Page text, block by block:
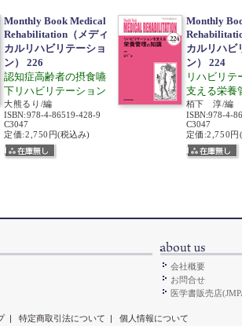
Monthly Book Medical
Rehabilitation（メディ
カルリハビリテーショ
ン） 226
認知症高齢者の摂食嚥
下リハビリテーション
大熊るり/編
ISBN:978-4-86519-428-9
C3047
定価:2,750円(税込み)
Monthly
カルリハビ
ン） 224
リハビリテ
支える栄養
栢下 淳/編
ISBN:978-4-
C3047
定価:2,750円
会社概要
お問合せ
医学書販売店
| 特定商取引法について | 個人情報について